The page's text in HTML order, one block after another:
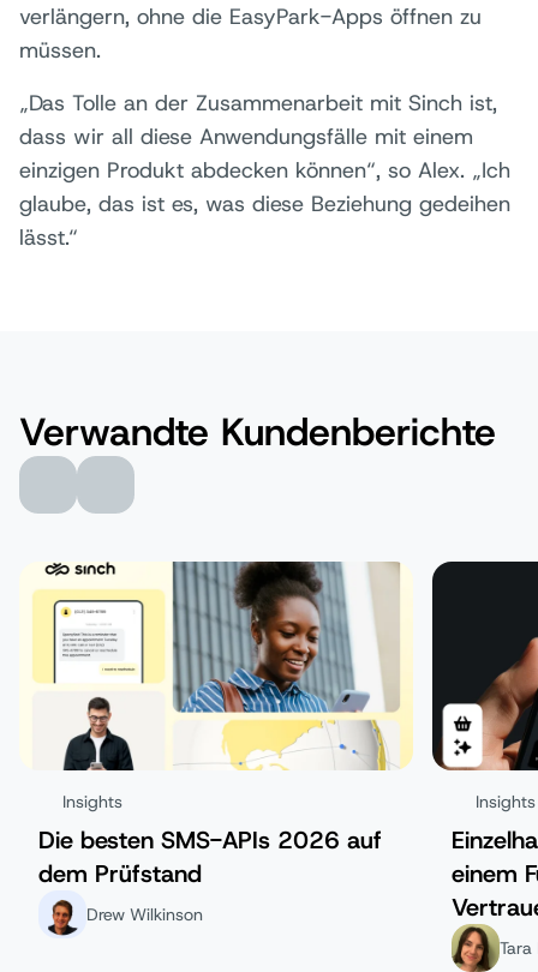
verlängern, ohne die EasyPark-Apps öffnen zu
müssen.
„Das Tolle an der Zusammenarbeit mit Sinch ist,
dass wir all diese Anwendungsfälle mit einem
einzigen Produkt abdecken können“, so Alex. „Ich
glaube, das ist es, was diese Beziehung gedeihen
lässt.“
Verwandte Kundenberichte
Insights
Die besten SMS-APIs 2026 auf
dem Prüfstand
Drew Wilkinson
Insights
einem
Tara